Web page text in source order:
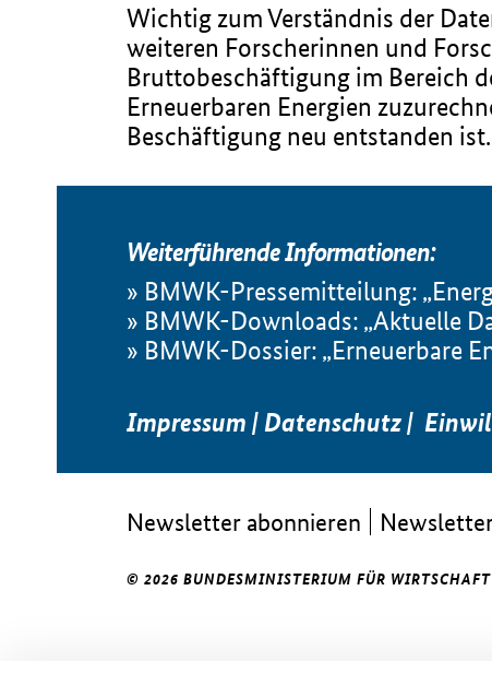
Wichtig zum Verständnis der
weiteren Forscherinnen und
Bruttobeschäftigung im Bereich
Erneuerbaren Energien
Beschäftigung neu entstanden ist.
Weiterführende Informationen:
BMWK-Pressemitteilung:
BMWK-Downloads: „Aktuelle
BMWK-Dossier: „Erneuerbare
Impressum |Datenschutz|
Newsletter abonnieren
© 2026 BUNDESMINISTERIUM FÜR